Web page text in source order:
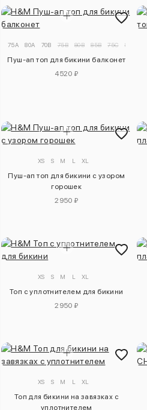
75A 80A 70B 75B 80B 85B 75C 80C
Пуш-ап топ для бикини балконет
4520 ₽
XS S M L XL
Пуш-ап топ для бикини с узором
горошек
2950 ₽
XS S M L XL
Топ с уплотнителем для бикини
2950 ₽
XS S M L XL
Топ для бикини на завязках с
уплотнителем